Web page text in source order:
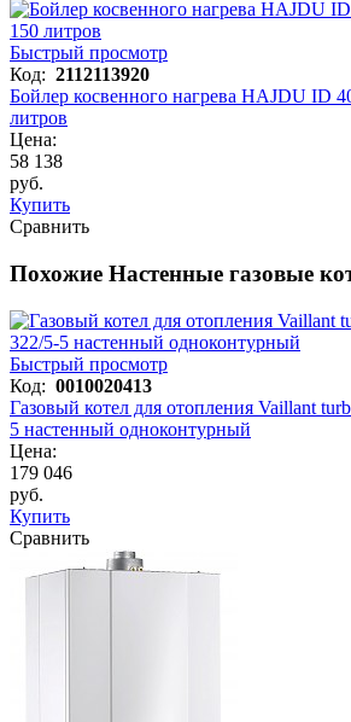
Быстрый просмотр
Код: 2112113920
Бойлер косвенного нагрева HAJDU ID
литров
Цена:
58 138
руб.
Купить
Сравнить
Похожие Настенные газовые
Быстрый просмотр
Код: 0010020413
Газовый котел для отопления Vaillant
5 настенный одноконтурный
Цена:
179 046
руб.
Купить
Сравнить